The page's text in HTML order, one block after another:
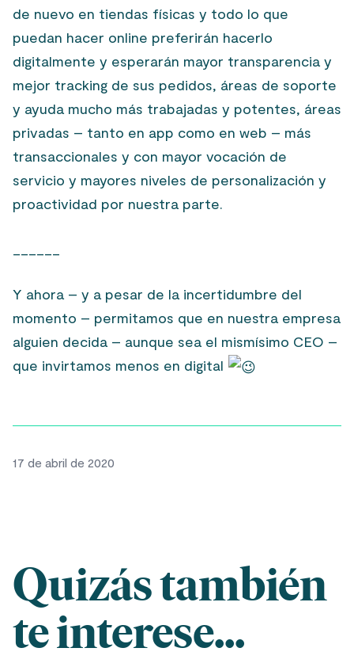
de nuevo en tiendas físicas y todo lo que
puedan hacer online preferirán hacerlo
digitalmente y esperarán mayor transparencia y
mejor tracking de sus pedidos, áreas de soporte
y ayuda mucho más trabajadas y potentes, áreas
privadas – tanto en app como en web – más
transaccionales y con mayor vocación de
servicio y mayores niveles de personalización y
proactividad por nuestra parte.
Y ahora – y a pesar de la incertidumbre del
momento – permitamos que en nuestra empresa
alguien decida – aunque sea el mismísimo CEO –
que invirtamos menos en digital
17 de abril de 2020
Quizás también
te interese...